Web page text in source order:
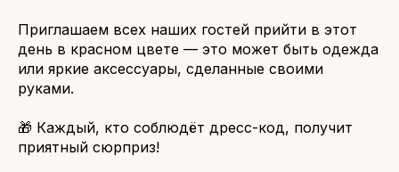
Приглашаем всех наших гостей прийти в этот
день в красном цвете — это может быть одежда
или яркие аксессуары, сделанные своими
руками.
🎁 Каждый, кто соблюдёт дресс-код, получит
приятный сюрприз!